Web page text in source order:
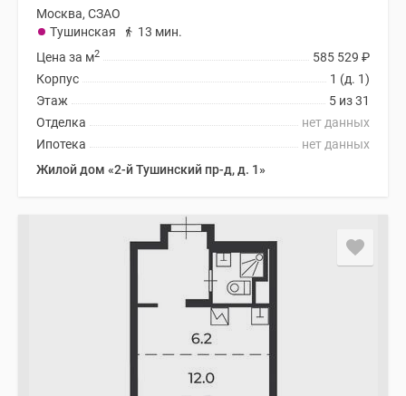
Москва, СЗАО
Тушинская
13 мин.
585 529 ₽
Цена за м2
1 (д. 1)
Корпус
5 из 31
Этаж
нет данных
Отделка
нет данных
Ипотека
Жилой дом «2-й Тушинский пр-д, д. 1»